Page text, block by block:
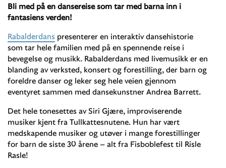
Bli med på en dansereise som tar med barna inn i
fantasiens verden!
Rabalderdans presenterer en interaktiv dansehistorie
som tar hele familien med på en spennende reise i
bevegelse og musikk. Rabalderdans med livemusikk er en
blanding av verksted, konsert og forestilling, der barn og
foreldre danser og leker seg hele veien gjennom
eventyret sammen med dansekunstner Andrea Barrett.
Det hele tonesettes av Siri Gjære, improviserende
musiker kjent fra Tullkattesnutene. Hun har vært
medskapende musiker og utøver i mange forestillinger
for barn de siste 30 årene – alt fra Fisboblefest til Risle
Rasle!